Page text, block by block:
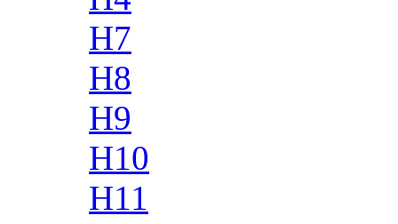
H7
H8
H9
H10
H11